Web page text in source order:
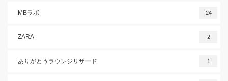
MBラボ 24
ZARA 2
ありがとうラウンジリザード 1